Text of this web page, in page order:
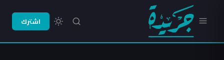
اشترك